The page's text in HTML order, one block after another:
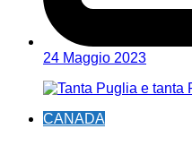
24 Maggio 2023
CANADA